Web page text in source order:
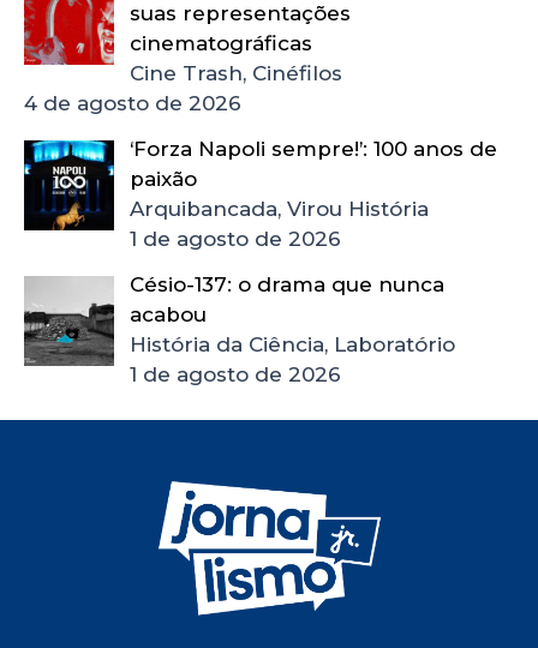
suas representações
cinematográficas
Cine Trash, Cinéfilos
4 de agosto de 2026
‘Forza Napoli sempre!’: 100 anos de
paixão
Arquibancada, Virou História
1 de agosto de 2026
Césio-137: o drama que nunca
acabou
História da Ciência, Laboratório
1 de agosto de 2026